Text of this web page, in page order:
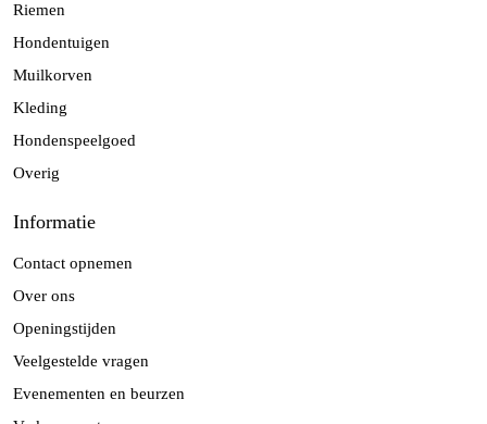
Riemen
Hondentuigen
Muilkorven
Kleding
Hondenspeelgoed
Overig
Informatie
Contact opnemen
Over ons
Openingstijden
Veelgestelde vragen
Evenementen en beurzen